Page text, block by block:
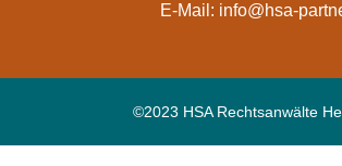
E-Mail: info@hsa-
©2023 HSA Rechtsanwälte